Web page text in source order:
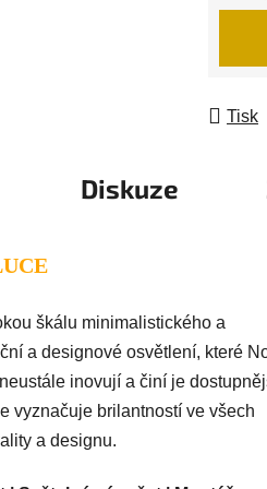
Tisk
Diskuze
škálu minimalistického a
a designové osvětlení, které
inovují a činí je
vyznačuje brilantností ve všech
a designu.